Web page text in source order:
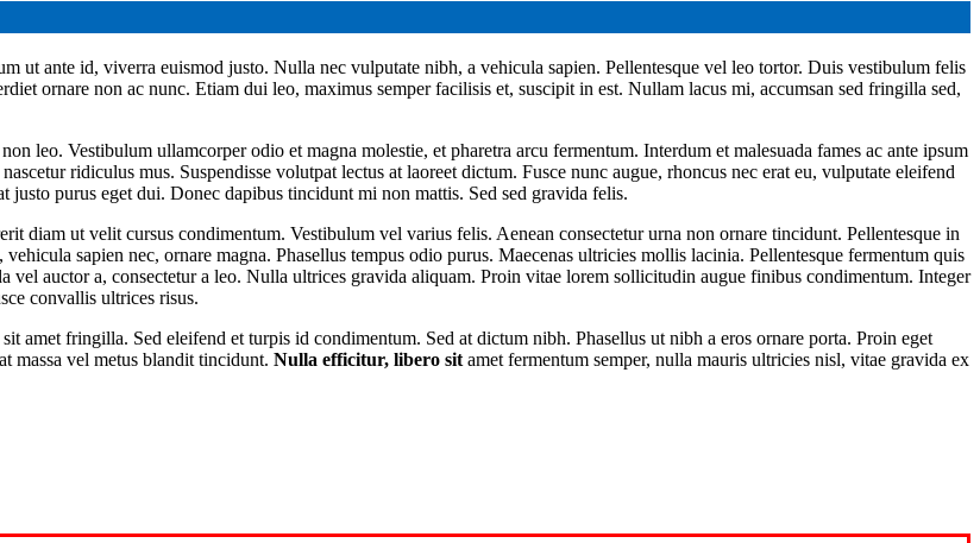
ut ante id, viverra euismod justo. Nulla nec vulputate nibh, a vehicula sapien. Pellentesque vel leo tortor. Duis vestibulum felis
ornare non ac nunc. Etiam dui leo, maximus semper facilisis et, suscipit in est. Nullam lacus mi, accumsan sed fringilla sed,
leo. Vestibulum ullamcorper odio et magna molestie, et pharetra arcu fermentum. Interdum et malesuada fames ac ante ipsum
ridiculus mus. Suspendisse volutpat lectus at laoreet dictum. Fusce nunc augue, rhoncus nec erat eu, vulputate eleifend
purus eget dui. Donec dapibus tincidunt mi non mattis. Sed sed gravida felis.
diam ut velit cursus condimentum. Vestibulum vel varius felis. Aenean consectetur urna non ornare tincidunt. Pellentesque in
sapien nec, ornare magna. Phasellus tempus odio purus. Maecenas ultricies mollis lacinia. Pellentesque fermentum quis
vel auctor a, consectetur a leo. Nulla ultrices gravida aliquam. Proin vitae lorem sollicitudin augue finibus condimentum. Integer
convallis ultrices risus.
amet fringilla. Sed eleifend et turpis id condimentum. Sed at dictum nibh. Phasellus ut nibh a eros ornare porta. Proin eget
massa vel metus blandit tincidunt. Nulla efficitur, libero sit amet fermentum semper, nulla mauris ultricies nisl, vitae gravida ex